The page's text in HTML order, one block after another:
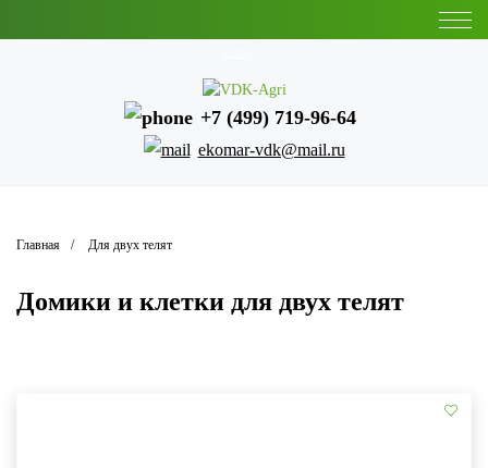
+7 (499) 719-96-64
ekomar-vdk@mail.ru
Главная Для двух телят
Домики и клетки для двух телят